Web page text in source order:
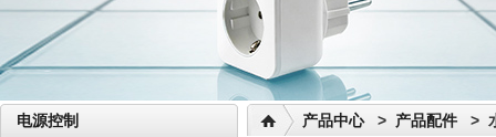
电源控制 产品中心> 产品配件 >